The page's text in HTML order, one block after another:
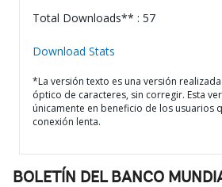
Total Downloads** : 57
Download Stats
*La versión texto es una versión
óptico de caracteres, sin corregir. Esta
únicamente en beneficio de los usuarios
conexión lenta.
BOLETÍN DEL BANCO